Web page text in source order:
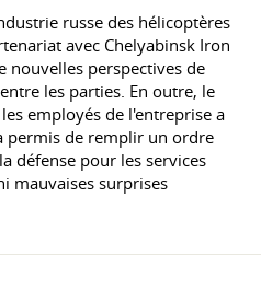
russe des hélicoptères
avec Chelyabinsk Iron
nouvelles perspectives de
les parties. En outre, le
employés de l'entreprise a
permis de remplir un ordre
défense pour les services
mauvaises surprises